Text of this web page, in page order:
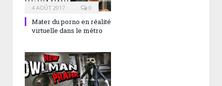
4 AOÛT 2017 0
Mater du porno en réalité
virtuelle dans le métro